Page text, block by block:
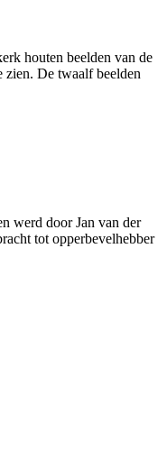
houten beelden van de
zien. De twaalf beelden
werd door Jan van der
tot opperbevelhebber